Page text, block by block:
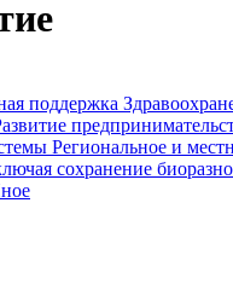
поддержка
Региональное и
сохранение